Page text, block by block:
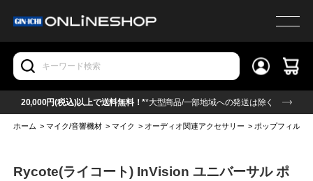
20,000円(税込)以上で送料無料！**大型商品/一部地域への発送は除く
ホーム >マイク/音響機材 >マイク > オーディオ関連アクセサリー > ポップフィルタ
Rycote(ライコート) InVision ユニバーサル ポ